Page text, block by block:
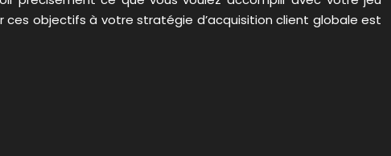
objectifs à votre stratégie d’acquisition client globale est